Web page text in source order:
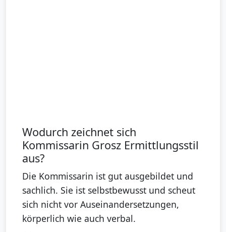
Wodurch zeichnet sich
Kommissarin Grosz Ermittlungsstil
aus?
Die Kommissarin ist gut ausgebildet und
sachlich. Sie ist selbstbewusst und scheut
sich nicht vor Auseinandersetzungen,
körperlich wie auch verbal.